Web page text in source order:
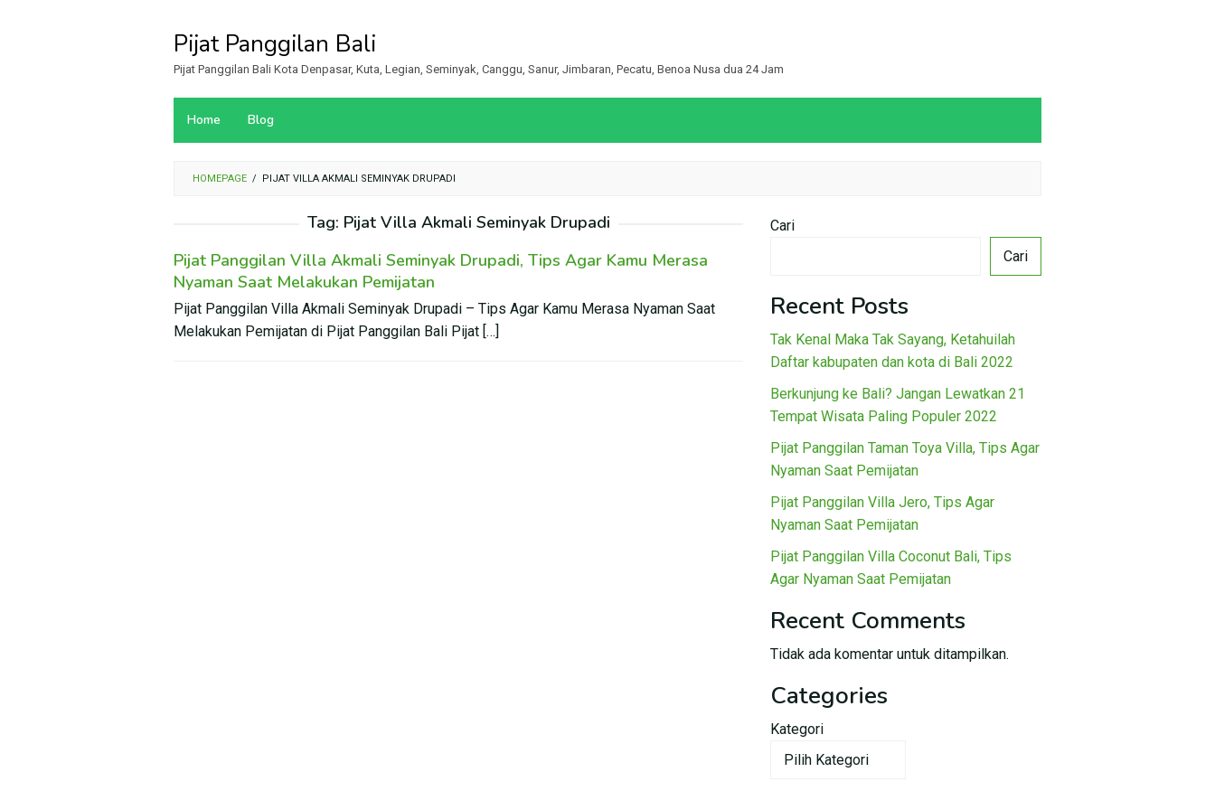
Pijat Panggilan Bali
Pijat Panggilan Bali Kota Denpasar, Kuta, Legian, Seminyak, Canggu, Sanur, Jimbaran, Pecatu, Benoa Nusa dua 24 Jam
Home Blog
HOMEPAGE / PIJAT VILLA AKMALI SEMINYAK DRUPADI
Tag: Pijat Villa Akmali Seminyak Drupadi
Pijat Panggilan Villa Akmali Seminyak Drupadi, Tips Agar Kamu Merasa
Nyaman Saat Melakukan Pemijatan
Pijat Panggilan Villa Akmali Seminyak Drupadi – Tips Agar Kamu Merasa Nyaman Saat
Melakukan Pemijatan di Pijat Panggilan Bali Pijat […]
Cari
Cari
Recent Posts
Tak Kenal Maka Tak Sayang, Ketahuilah
Daftar kabupaten dan kota di Bali 2022
Berkunjung ke Bali? Jangan Lewatkan 21
Tempat Wisata Paling Populer 2022
Pijat Panggilan Taman Toya Villa, Tips Agar
Nyaman Saat Pemijatan
Pijat Panggilan Villa Jero, Tips Agar
Nyaman Saat Pemijatan
Pijat Panggilan Villa Coconut Bali, Tips
Agar Nyaman Saat Pemijatan
Recent Comments
Tidak ada komentar untuk ditampilkan.
Categories
Kategori